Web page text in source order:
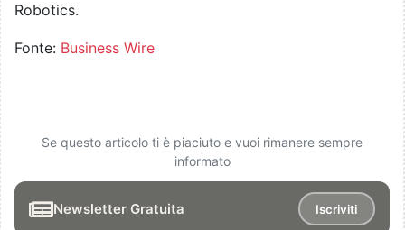
Robotics.
Fonte: Business Wire
Se questo articolo ti è piaciuto e vuoi rimanere sempre
informato
Newsletter Gratuita Iscriviti